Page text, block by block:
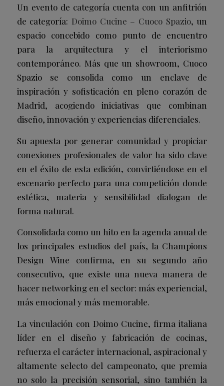
Un evento de categoría cuenta con un anfitrión
de categoría: Doimo Cucine – Cuoco Spazio, un
espacio concebido como punto de encuentro
para la arquitectura y el interiorismo
contemporáneo. Más que un showroom, Cuoco
Spazio se consolida como un enclave de
inspiración y sofisticación en pleno corazón de
Madrid, acogiendo iniciativas que combinan
diseño, innovación y experiencias diferenciales.
Su apuesta por generar comunidad y propiciar
conexiones profesionales de valor ha sido clave
en el éxito de esta edición, convirtiéndose en el
escenario perfecto para una competición donde
estética, materia y sensibilidad dialogan de
forma natural.
Consolidada como un hito en la agenda anual de
los principales estudios del país, la Champions
Design Wine confirma, en su segundo año
consecutivo, que existe una nueva manera de
hacer networking en el sector: más experiencial,
más emocional y más memorable.
La vinculación con Doimo Cucine, firma italiana
líder en el diseño y fabricación de cocinas,
refuerza el carácter internacional, aspiracional y
altamente selecto del campeonato, que premia
no solo la precisión sensorial, sino también la